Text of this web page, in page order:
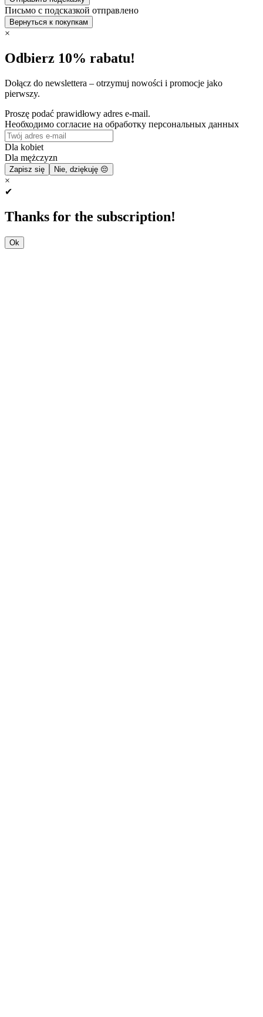
Письмо с подсказкой отправлено
Вернуться к покупкам
×
Odbierz 10% rabatu!
Dołącz do newslettera – otrzymuj nowości i promocje jako
pierwszy.
Proszę podać prawidłowy adres e-mail.
Необходимо согласие на обработку персональных данных
Dla kobiet
Dla mężczyzn
Zapisz się Nie, dziękuję 😔
×
✔
Thanks for the subscription!
Ok